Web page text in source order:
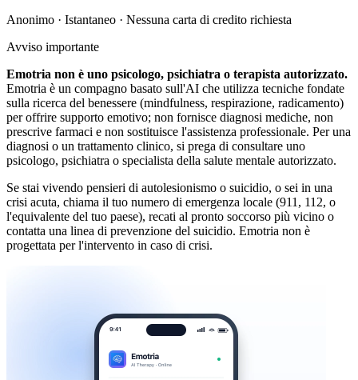
Anonimo · Istantaneo · Nessuna carta di credito richiesta
Avviso importante
Emotria non è uno psicologo, psichiatra o terapista autorizzato.
Emotria è un compagno basato sull'AI che utilizza tecniche fondate
sulla ricerca del benessere (mindfulness, respirazione, radicamento)
per offrire supporto emotivo; non fornisce diagnosi mediche, non
prescrive farmaci e non sostituisce l'assistenza professionale. Per una
diagnosi o un trattamento clinico, si prega di consultare uno
psicologo, psichiatra o specialista della salute mentale autorizzato.
Se stai vivendo pensieri di autolesionismo o suicidio, o sei in una
crisi acuta, chiama il tuo numero di emergenza locale (911, 112, o
l'equivalente del tuo paese), recati al pronto soccorso più vicino o
contatta una linea di prevenzione del suicidio. Emotria non è
progettata per l'intervento in caso di crisi.